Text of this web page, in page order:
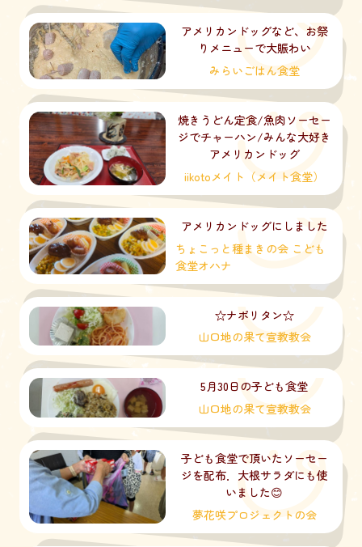
アメリカンドッグなど、お祭
りメニューで大賑わい
みらいごはん食堂
焼きうどん定食/魚肉ソーセー
ジでチャーハン/みんな大好き
アメリカンドッグ
iikotoメイト（メイト食堂）
アメリカンドッグにしました
ちょこっと種まきの会 こども
食堂オハナ
☆ナポリタン☆
山口地の果て宣教教会
5月30日の子ども食堂
山口地の果て宣教教会
子ども食堂で頂いたソーセー
ジを配布．大根サラダにも使
いました😊
夢花咲プロジェクトの会